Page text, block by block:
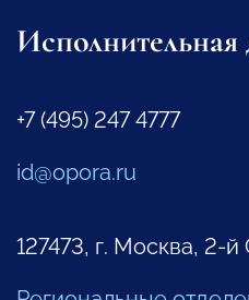
Исполнительная
+7 (495) 247 4777
id@opora.ru
127473, г. Москва, 2-